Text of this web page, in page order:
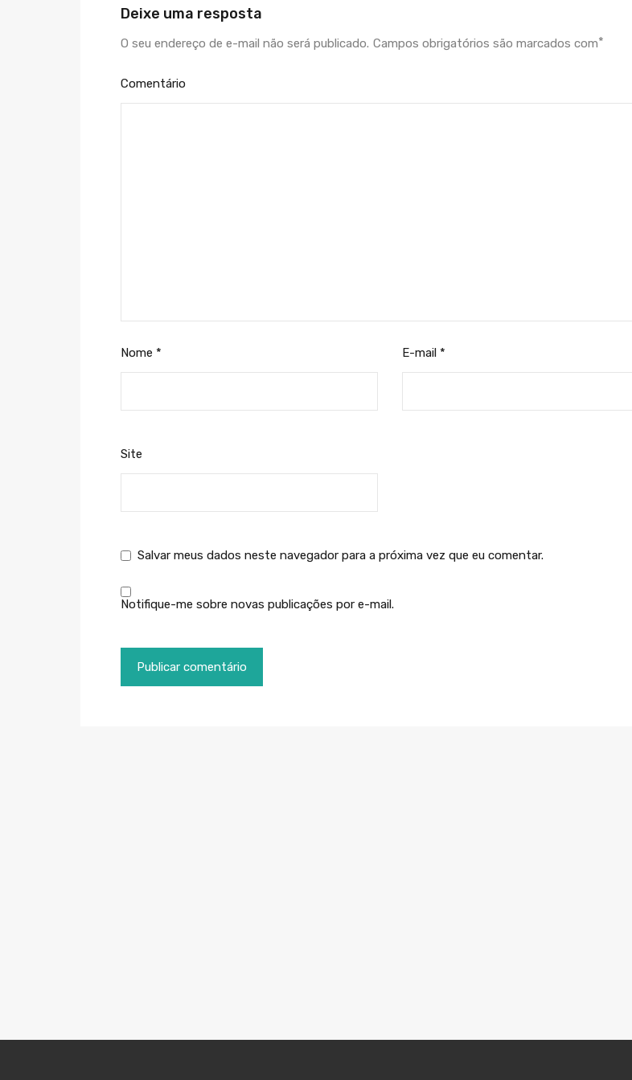
Deixe uma resposta
O seu endereço de e-mail não será publicado. Campos obrigatórios são marcados com*
Comentário
Nome * E-mail *
Site
Salvar meus dados neste navegador para a próxima vez que eu comentar.
Notifique-me sobre novas publicações por e-mail.